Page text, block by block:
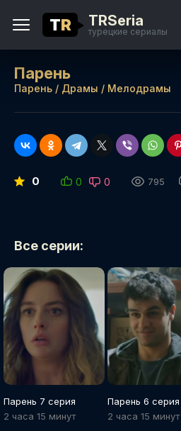
TR TRSeria
турецкие сериалы
Парень
Парень / Драмы / Мелодрамы
0 0 0 795
Все серии:
Парень 7 серия
2 часа 15 минут
Парень 6 серия
2 часа 15 минут